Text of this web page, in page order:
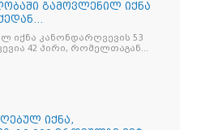
გამოვლენილ იქნა
იქნა კანონდარღვევის 53
42 პირი, რომელთაგან
იქნა,